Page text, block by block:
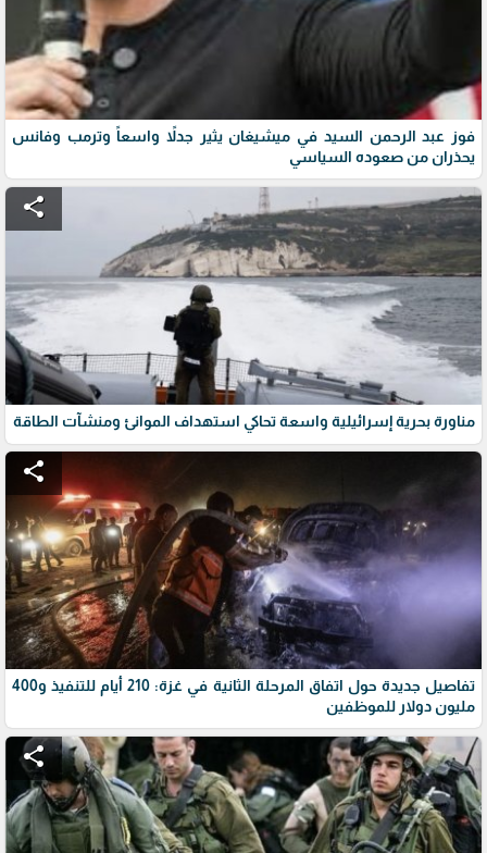
فوز عبد الرحمن السيد في ميشيغان يثير جدلاً واسعاً وترمب وفانس
يحذران من صعوده السياسي
share
مناورة بحرية إسرائيلية واسعة تحاكي استهداف الموانئ ومنشآت الطاقة
share
تفاصيل جديدة حول اتفاق المرحلة الثانية في غزة: 210 أيام للتنفيذ و400
مليون دولار للموظفين
share